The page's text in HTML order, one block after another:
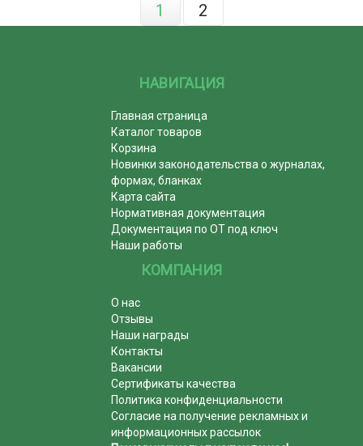
1 2
НАВИГАЦИЯ
Главная страница
Каталог товаров
Корзина
Новинки законодательства о журналах,
формах, бланках
Карта сайта
Нормативная документация
Документация по ОТ под ключ
Наши работы
КОМПАНИЯ
О нас
Отзывы
Наши награды
Контакты
Вакансии
Сертификаты качества
Политика конфиденциальности
Согласие на получение рекламных и
информационных рассылок